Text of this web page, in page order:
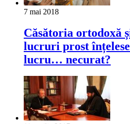
7 mai 2018
Căsătoria ortodoxă
lucruri prost
lucru… necurat?